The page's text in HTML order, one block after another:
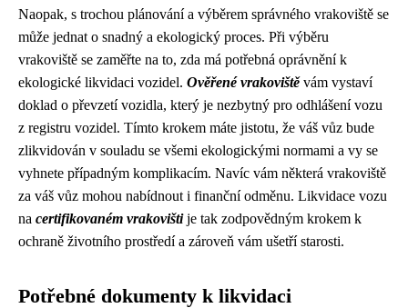
Naopak, s trochou plánování a výběrem správného vrakoviště se
může jednat o snadný a ekologický proces. Při výběru
vrakoviště se zaměřte na to, zda má potřebná oprávnění k
ekologické likvidaci vozidel. Ověřené vrakovištěvám vystaví
doklad o převzetí vozidla, který je nezbytný pro odhlášení vozu
z registru vozidel. Tímto krokem máte jistotu, že váš vůz bude
zlikvidován v souladu se všemi ekologickými normami a vy se
vyhnete případným komplikacím. Navíc vám některá vrakoviště
za váš vůz mohou nabídnout i finanční odměnu. Likvidace vozu
na certifikovaném vrakovištije tak zodpovědným krokem k
ochraně životního prostředí a zároveň vám ušetří starosti.
Potřebné dokumenty k likvidaci